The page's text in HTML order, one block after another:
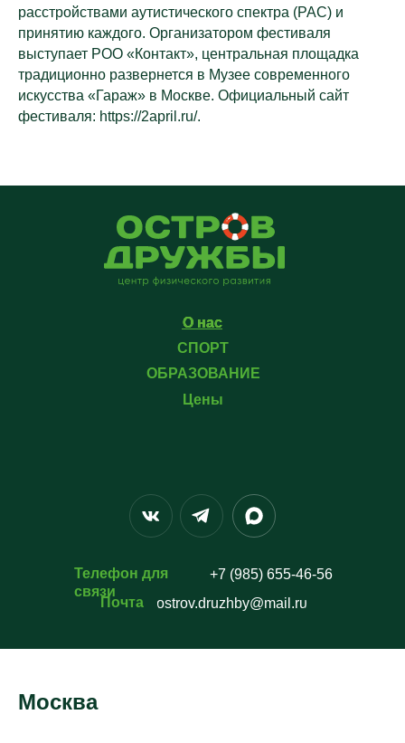
расстройствами аутистического спектра (РАС) и
принятию каждого. Организатором фестиваля
выступает РОО «Контакт», центральная площадка
традиционно развернется в Музее современного
искусства «Гараж» в Москве. Официальный сайт
фестиваля: https://2april.ru/.
Цены
ОБРАЗОВАНИЕ
СПОРТ
О нас
О нас
Почта
Телефон для
связи
+7 (985) 655-46-56
ostrov.druzhby@mail.ru
Москва